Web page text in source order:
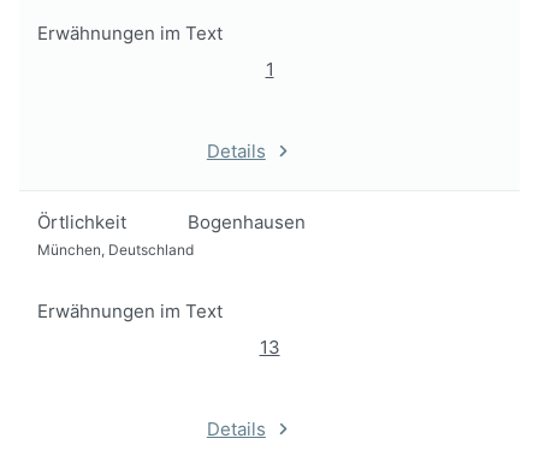
Erwähnungen im Text
1
Details
Örtlichkeit Bogenhausen
München, Deutschland
Erwähnungen im Text
13
Details